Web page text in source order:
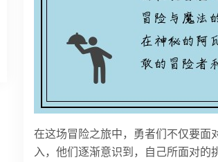
在这场冒险之旅中，勇者们不仅要面
入，他们逐渐意识到，自己所面对